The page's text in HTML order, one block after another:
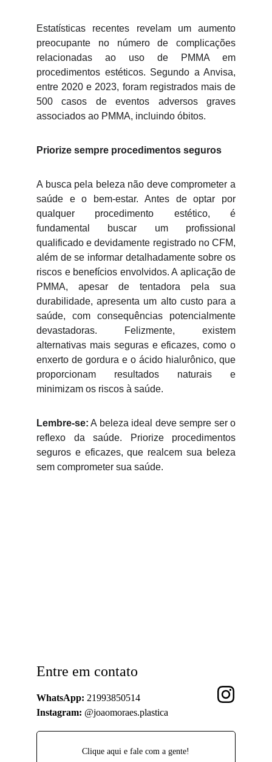
Estatísticas recentes revelam um aumento
preocupante no número de complicações
relacionadas ao uso de PMMA em
procedimentos estéticos. Segundo a Anvisa,
entre 2020 e 2023, foram registrados mais de
500 casos de eventos adversos graves
associados ao PMMA, incluindo óbitos.
Priorize sempre procedimentos seguros
A busca pela beleza não deve comprometer a
saúde e o bem-estar. Antes de optar por
qualquer procedimento estético, é
fundamental buscar um profissional
qualificado e devidamente registrado no CFM,
além de se informar detalhadamente sobre os
riscos e benefícios envolvidos. A aplicação de
PMMA, apesar de tentadora pela sua
durabilidade, apresenta um alto custo para a
saúde, com consequências potencialmente
devastadoras. Felizmente, existem
alternativas mais seguras e eficazes, como o
enxerto de gordura e o ácido hialurônico, que
proporcionam resultados naturais e
minimizam os riscos à saúde.
Lembre-se: A beleza ideal deve sempre ser o
reflexo da saúde. Priorize procedimentos
seguros e eficazes, que realcem sua beleza
sem comprometer sua saúde.
Entre em contato
WhatsApp: 21993850514
Instagram: @joaomoraes.plastica
Clique aqui e fale com a gente!